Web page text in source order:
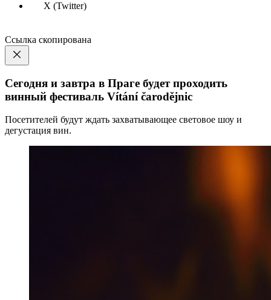
X (Twitter)
Ссылка скопирована
Сегодня и завтра в Праге будет проходить
винный фестиваль Vítání čarodějnic
Посетителей будут ждать захватывающее световое шоу и
дегустация вин.